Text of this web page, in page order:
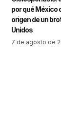
por qué México
origen de un
Unidos
7 de agosto de